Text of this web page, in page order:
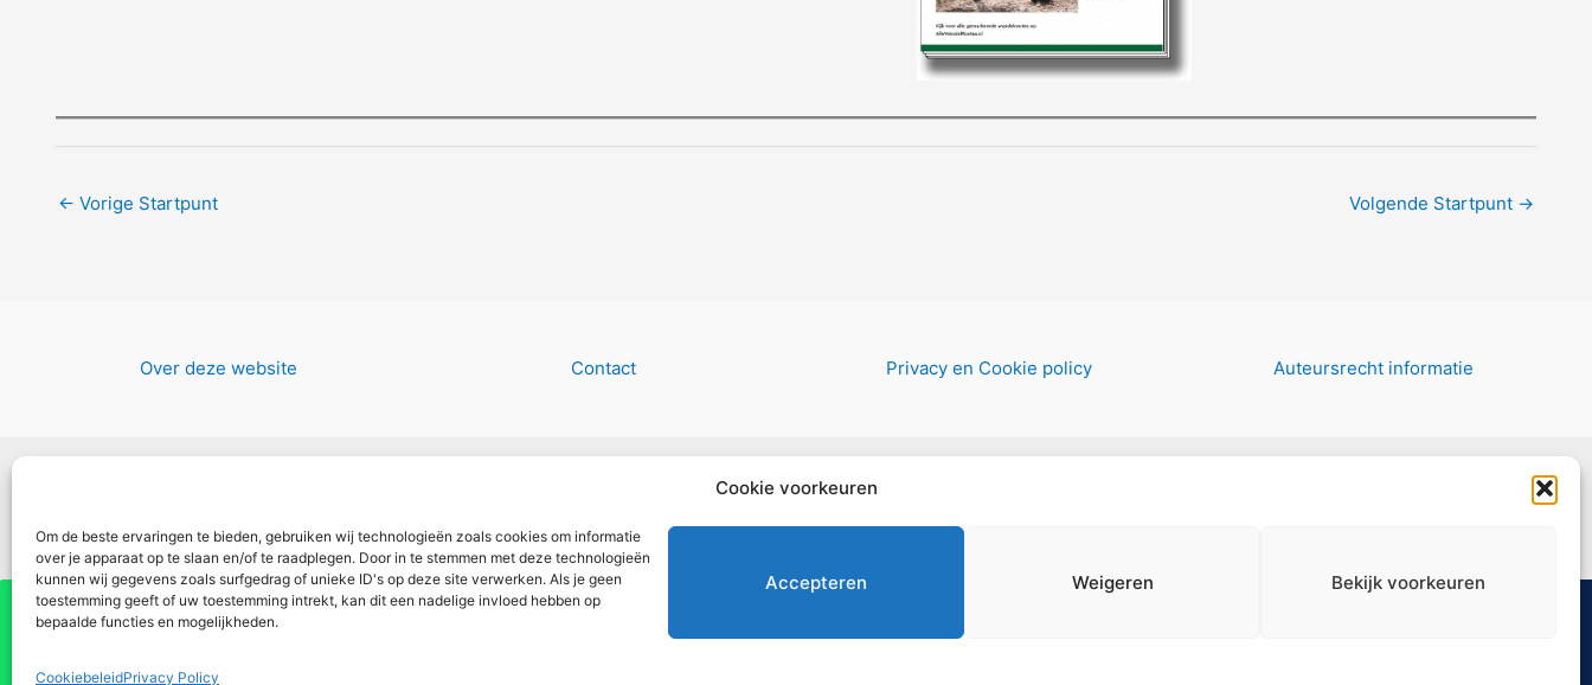
Cookie voorkeuren
Om de beste ervaringen te bieden, gebruiken wij technologieën zoals cookies om informatie
over je apparaat op te slaan en/of te raadplegen. Door in te stemmen met deze technologieën
kunnen wij gegevens zoals surfgedrag of unieke ID's op deze site verwerken. Als je geen
toestemming geeft of uw toestemming intrekt, kan dit een nadelige invloed hebben op
bepaalde functies en mogelijkheden.
Accepteren Weigeren Bekijk voorkeuren
CookiebeleidPrivacy Policy
← Vorige Startpunt Volgende Startpunt →
Over deze website Contact Privacy en Cookie policy Auteursrecht informatie
Copyright © 2026 AlleWandelRoutes.nl
Vul hier je e-mail adres in om het GRATIS wandelboekje te